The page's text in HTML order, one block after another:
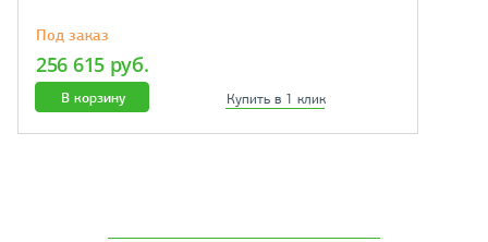
Под заказ
256 615 руб.
В корзину Купить в 1 клик